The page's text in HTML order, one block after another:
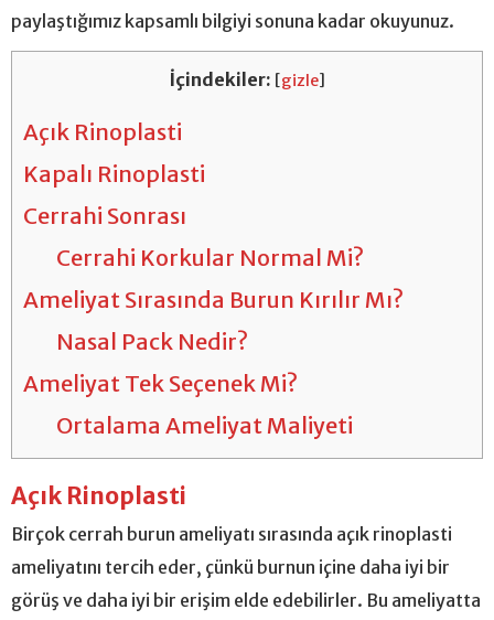
paylaştığımız kapsamlı bilgiyi sonuna kadar okuyunuz.
İçindekiler: [gizle]
Açık Rinoplasti
Kapalı Rinoplasti
Cerrahi Sonrası
Cerrahi Korkular Normal Mi?
Ameliyat Sırasında Burun Kırılır Mı?
Nasal Pack Nedir?
Ameliyat Tek Seçenek Mi?
Ortalama Ameliyat Maliyeti
Açık Rinoplasti
Birçok cerrah burun ameliyatı sırasında açık rinoplasti
ameliyatını tercih eder, çünkü burnun içine daha iyi bir
görüş ve daha iyi bir erişim elde edebilirler. Bu ameliyatta